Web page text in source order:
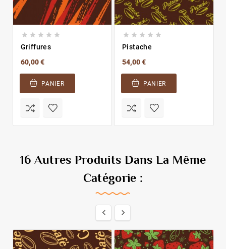
    
Griffures
60,00 €
PANIER
    
Pistache
54,00 €
PANIER
16 Autres Produits Dans La Même
Catégorie :
 